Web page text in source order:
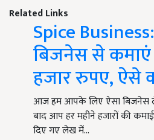
Related Links
Spice
बिजनेस से कमाएं
हजार रुपए, ऐसे
आज हम आपके लिए ऐसा
बाद आप हर महीने हजारों की
दिए गए लेख में…